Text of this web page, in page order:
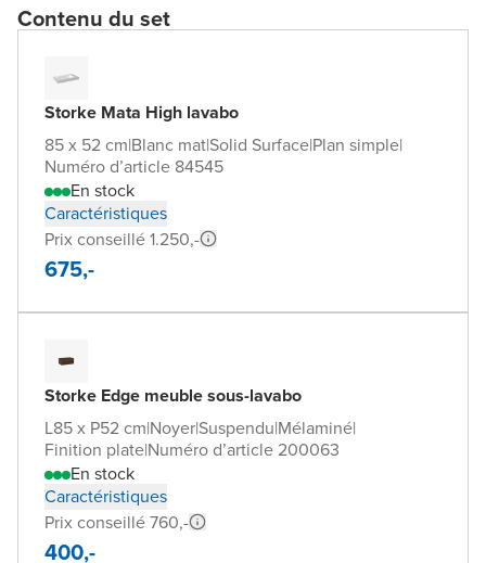
Contenu du set
Storke Mata High lavabo
85 x 52 cm|Blanc mat|Solid Surface|Plan simple|
Numéro d’article 84545
En stock
Caractéristiques
Prix conseillé 1.250,-
675,-
Storke Edge meuble sous-lavabo
L85 x P52 cm|Noyer|Suspendu|Mélaminé|
Finition plate|Numéro d’article 200063
En stock
Caractéristiques
Prix conseillé 760,-
400,-